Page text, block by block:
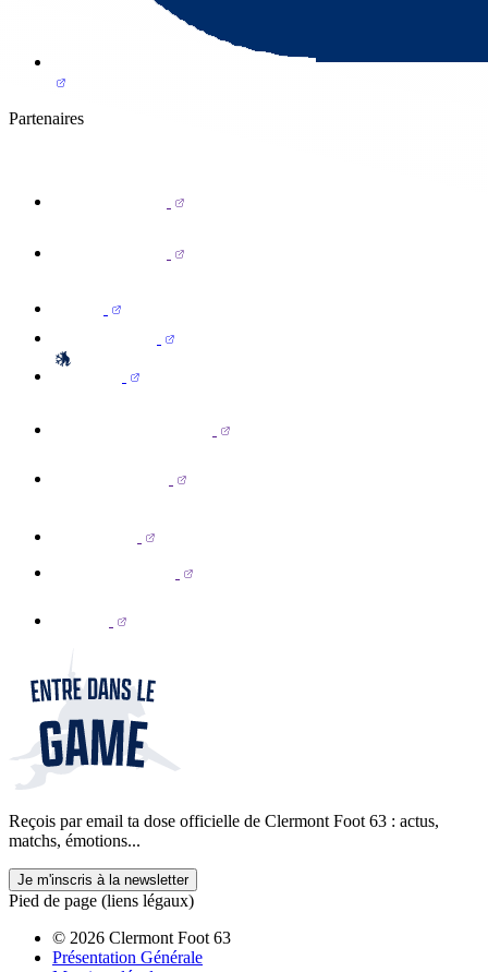
Partenaires
Reçois par email ta dose officielle de Clermont Foot 63 : actus,
matchs, émotions...
Je m'inscris à la newsletter
Pied de page (liens légaux)
© 2026 Clermont Foot 63
Présentation Générale